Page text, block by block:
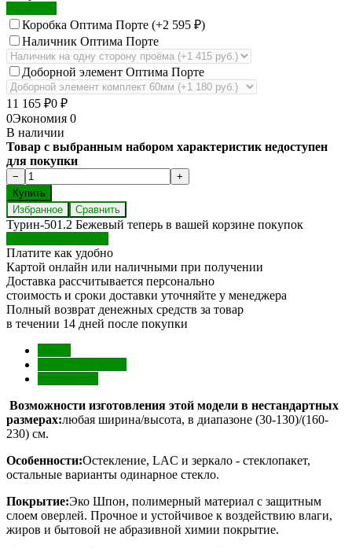
Коробка Оптима Порте (+2 595 ₽)
Наличник Оптима Порте
Доборной элемент Оптима Порте
11 165 ₽0 ₽
0Экономия 0
В наличии
Товар с выбранным набором характеристик недоступен
для покупки
Избранное Сравнить
Турин-501.2 Бежевый теперь в вашей корзине покупок
Платите как удобно
Картой онлайн или наличными при получении
Доставка рассчитывается персонально
стоимость и сроки доставки уточняйте у менеджера
Полный возврат денежных средств за товар
в течении 14 дней после покупки
Возможности изготовления этой модели в нестандартных
размерах:любая ширина/высота, в диапазоне (30-130)/(160-
230) см.
Особенности:Остекление, LAC и зеркало - стеклопакет,
остальные варианты одинарное стекло.
Покрытие:Эко Шпон, полимерный материал с защитным
слоем оверлей. Прочное и устойчивое к воздействию влаги,
жиров и бытовой не абразивной химии покрытие.